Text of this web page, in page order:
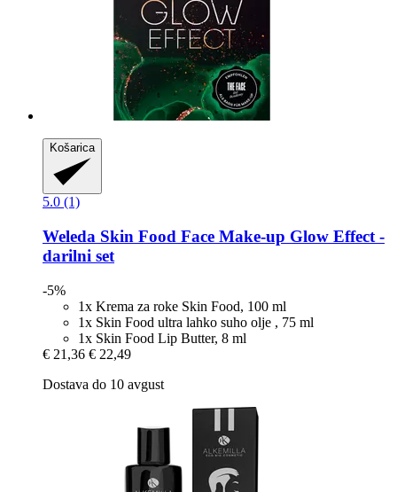
Košarica
5.0 (1)
Weleda Skin Food Face Make-​up Glow Effect -​
darilni set
-5%
1x Krema za roke Skin Food, 100 ml
1x Skin Food ultra lahko suho olje , 75 ml
1x Skin Food Lip Butter, 8 ml
€ 21,36 € 22,49
Dostava do 10 avgust